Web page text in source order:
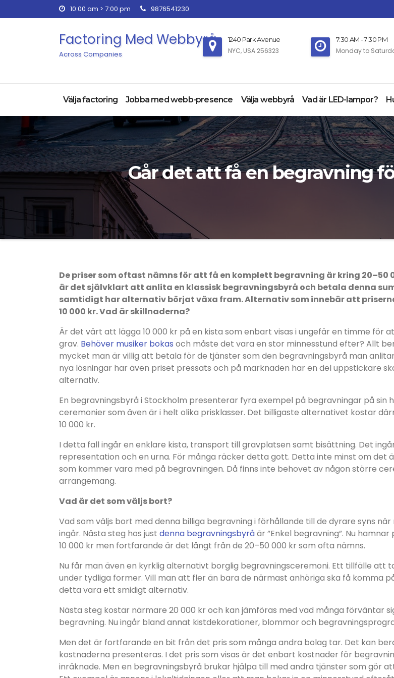
to
10:00 am > 7:00 pm 9876541230
Factoring Med Webbyrå
Across Companies
1240 Park Avenue
NYC, USA 256323
7:30 AM - 7:30 PM
Monday to
Välja factoring Jobba med webb-presence Välja webbyrå Vad är LED-lampor?
Går det att få en begravning
De priser som oftast nämns för att få en komplett begravning är kring 20–50
är det självklart att anlita en klassisk begravningsbyrå och betala denna
samtidigt har alternativ börjat växa fram. Alternativ som innebär att
10 000 kr. Vad är skillnaderna?
Är det värt att lägga 10 000 kr på en kista som enbart visas i ungefär en timme för
grav. Behöver musiker bokas och måste det vara en stor minnesstund efter? Allt
mycket man är villig att betala för de tjänster som den begravningsbyrå man
nya lösningar har även priset pressats och på marknaden har en del uppstickare
alternativ.
En begravningsbyrå i Stockholm presenterar fyra exempel på begravningar på sin
ceremonier som även är i helt olika prisklasser. Det billigaste alternativet kostar
10 000 kr.
I detta fall ingår en enklare kista, transport till gravplatsen samt bisättning. Det
representation och en urna. För många räcker detta gott. Detta inte minst om det
som kommer vara med på begravningen. Då finns inte behovet av någon större
arrangemang.
Vad är det som väljs bort?
Vad som väljs bort med denna billiga begravning i förhållande till de dyrare syns
ingår. Nästa steg hos just denna begravningsbyråär ”Enkel begravning”. Nu
10 000 kr men fortfarande är det långt från de 20–50 000 kr som ofta nämns.
Nu får man även en kyrklig alternativt borglig begravningsceremoni. Ett tillfälle att
under tydliga former. Vill man att fler än bara de närmast anhöriga ska få komma
detta vara ett smidigt alternativ.
Nästa steg kostar närmare 20 000 kr och kan jämföras med vad många förväntar
begravning. Nu ingår bland annat kistdekorationer, blommor och
Men det är fortfarande en bit från det pris som många andra bolag tar. Det kan
kostnaderna presenteras. I det pris som visas är det enbart kostnader för
inräknade. Men en begravningsbyrå brukar hjälpa till med andra tjänster som gör